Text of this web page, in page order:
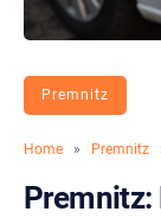
Premnitz
Home » Premnitz
Premnitz: